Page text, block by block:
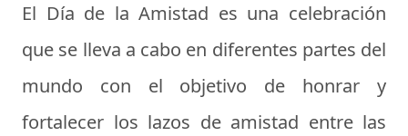
El Día de la Amistad es una celebración
que se lleva a cabo en diferentes partes del
mundo con el objetivo de honrar y
fortalecer los lazos de amistad entre las